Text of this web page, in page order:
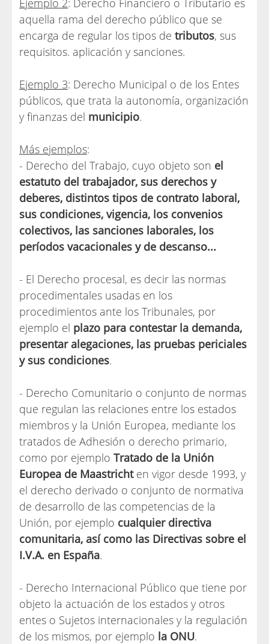
Ejemplo 2: Derecho Financiero o Tributario es
aquella rama del derecho público que se
encarga de regular los tipos de tributos, sus
requisitos. aplicación y sanciones.
Ejemplo 3: Derecho Municipal o de los Entes
públicos, que trata la autonomía, organización
y finanzas del municipio.
Más ejemplos:
- Derecho del Trabajo, cuyo objeto son el
estatuto del trabajador, sus derechos y
deberes, distintos tipos de contrato laboral,
sus condiciones, vigencia, los convenios
colectivos, las sanciones laborales, los
períodos vacacionales y de descanso...
- El Derecho procesal, es decir las normas
procedimentales usadas en los
procedimientos ante los Tribunales, por
ejemplo el plazo para contestar la demanda,
presentar alegaciones, las pruebas periciales
y sus condiciones.
- Derecho Comunitario o conjunto de normas
que regulan las relaciones entre los estados
miembros y la Unión Europea, mediante los
tratados de Adhesión o derecho primario,
como por ejemplo Tratado de la Unión
Europea de Maastrichten vigor desde 1993, y
el derecho derivado o conjunto de normativa
de desarrollo de las competencias de la
Unión, por ejemplo cualquier directiva
comunitaria, así como las Directivas sobre el
I.V.A. en España.
- Derecho Internacional Público que tiene por
objeto la actuación de los estados y otros
entes o Sujetos internacionales y la regulación
de los mismos, por ejemplo la ONU.